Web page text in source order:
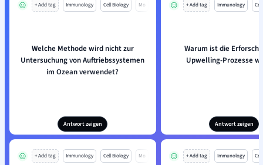
+ Add tag Immunology Cell Biology Mo
Welche Methode wird nicht zur
Untersuchung von Auftriebssystemen
im Ozean verwendet?
Antwort zeigen
+ Add tag Immunology
Warum ist die
Upwelling-Prozesse
Antwort zeigen
+ Add tag Immunology Cell Biology Mo + Add tag Immunology